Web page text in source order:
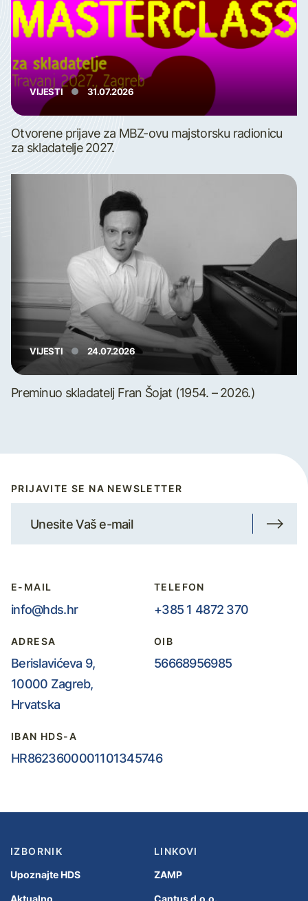
VIJESTI 31.07.2026
Otvorene prijave za MBZ-ovu majstorsku radionicu
za skladatelje 2027.
VIJESTI 24.07.2026
Preminuo skladatelj Fran Šojat (1954. – 2026.)
PRIJAVITE SE NA NEWSLETTER
E-MAIL
info@hds.hr
TELEFON
+385 1 4872 370
ADRESA
Berislavićeva 9,
10000 Zagreb,
Hrvatska
OIB
56668956985
IBAN HDS-A
HR8623600001101345746
IZBORNIK
Upoznajte HDS
LINKOVI
ZAMP